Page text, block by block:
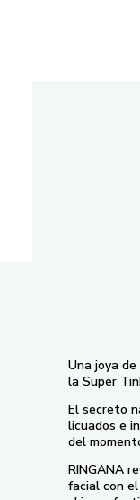
Una joya
la Super
El secreto
licuados e
del
RINGANA
facial con